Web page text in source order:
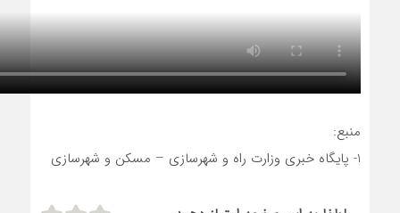
منبع:
1- پایگاه خبری وزارت راه و شهرسازی – مسکن و شهرسازی